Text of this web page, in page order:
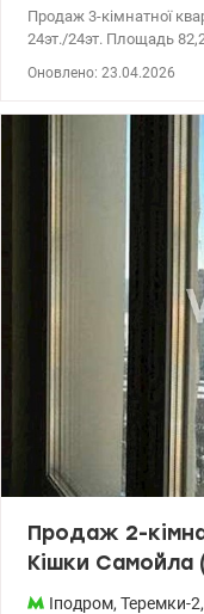
Продаж 3-кімнатної
24эт./24эт. Площадь
інфраструктура: парк,
Республіка,
до станції метро
Виставковий центр
Оновлено: 23.04.2026
Продаж 2-
Кішки Самойла
Іподром, Теремки-2,